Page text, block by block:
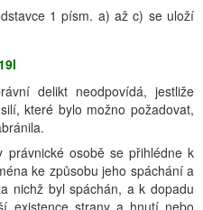
1 písm. a) až c) se uloží
delikt neodpovídá, jestliže
které bylo možno požadovat,
právnické osobě se přihlédne k
ke způsobu jeho spáchání a
nichž byl spáchán, a k dopadu
existence strany a hnutí nebo